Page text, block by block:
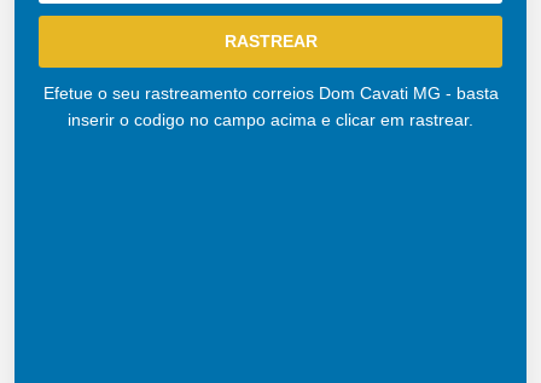
Efetue o seu rastreamento correios Dom Cavati MG - basta
inserir o codigo no campo acima e clicar em rastrear.